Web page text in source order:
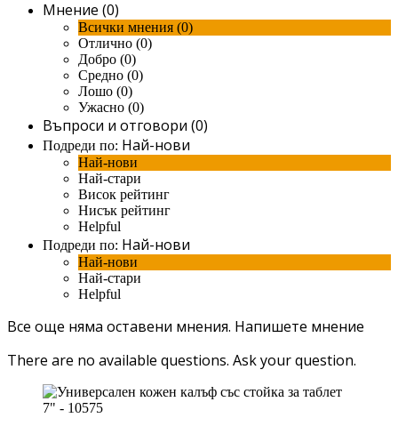
Мнение (0)
Всички мнения (0)
Отлично (0)
Добро (0)
Средно (0)
Лошо (0)
Ужасно (0)
Въпроси и отговори (0)
Подреди по: Най-нови
Най-нови
Най-стари
Висок рейтинг
Нисък рейтинг
Helpful
Подреди по: Най-нови
Най-нови
Най-стари
Helpful
Все още няма оставени мнения. Напишете мнение
There are no available questions. Ask your question.